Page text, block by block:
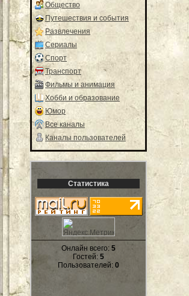
Общество
Путешествия и события
Развлечения
Сериалы
Спорт
Транспорт
Фильмы и анимация
Хобби и образование
Юмор
Все каналы
Каналы пользователей
Статистика
Онлайн всего: 5
Гостей: 5
Пользователей: 0